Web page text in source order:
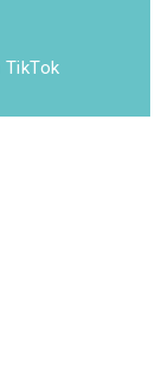
TikTok